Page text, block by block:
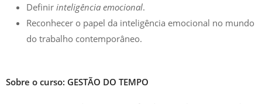
Definir inteligência emocional.
Reconhecer o papel da inteligência emocional no mundo
do trabalho contemporâneo.
Sobre o curso: GESTÃO DO TEMPO